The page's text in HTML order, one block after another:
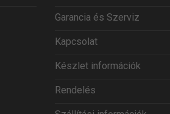
Garancia és Szerviz
Kapcsolat
Készlet információk
Rendelés